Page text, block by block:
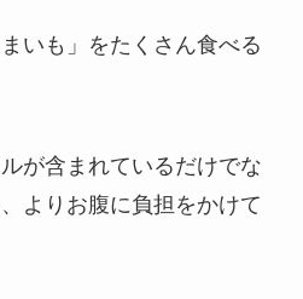
いも」をたくさん食べる
が含まれているだけでな
よりお腹に負担をかけて